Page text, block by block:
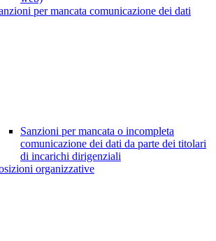
per mancata comunicazione dei dati
Sanzioni per mancata o incompleta
comunicazione dei dati da parte dei titolari
di incarichi dirigenziali
organizzative